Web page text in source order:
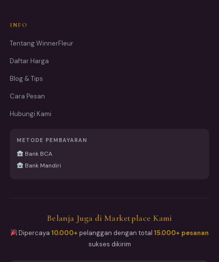
INFO
Tentang WinnerFleur
Daftar Harga
Blog & Tips
Cara Pesan
Hubungi Kami
METODE PEMBAYARAN
Bank BCA
Bank Mandiri
Belanja Juga di Marketplace Kami
Dipercaya10.000+ pelanggan dengan total15.000+ pesanan
sukses dikirim